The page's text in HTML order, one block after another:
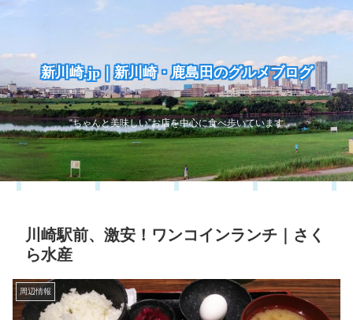
新川崎.jp｜新川崎・鹿島田のグルメブログ
“ちゃんと美味しい”お店を中心に食べ歩いています
川崎駅前、激安！ワンコインランチ｜さく
ら水産
周辺情報